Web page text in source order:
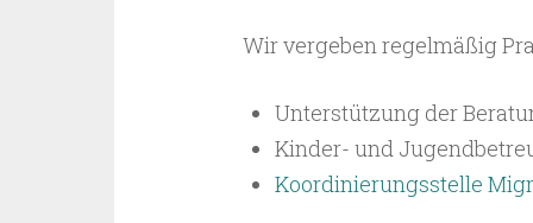
Wir vergeben regelmäßig
Unterstützung der
Kinder- und
Koordinierungsstelle